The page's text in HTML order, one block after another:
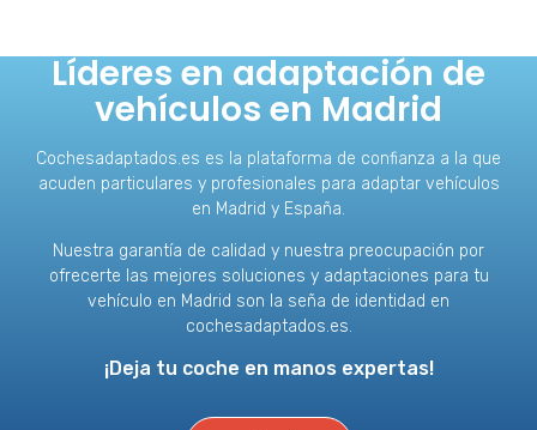
Líderes en adaptación de
vehículos en Madrid
Cochesadaptados.es es la plataforma de confianza a la que
acuden particulares y profesionales para adaptar vehículos
en Madrid y España.
Nuestra garantía de calidad y nuestra preocupación por
ofrecerte las mejores soluciones y adaptaciones para tu
vehículo en Madrid son la seña de identidad en
cochesadaptados.es.
¡Deja tu coche en manos expertas!